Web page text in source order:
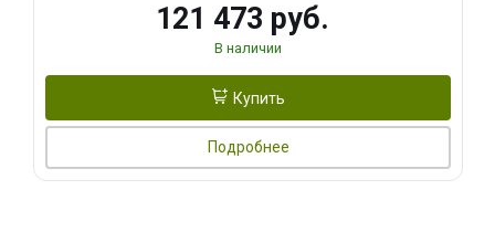
121 473 руб.
В наличии
Купить
Подробнее